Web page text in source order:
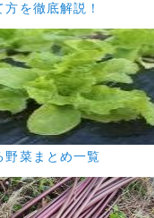
を徹底解説！
野菜まとめ一覧